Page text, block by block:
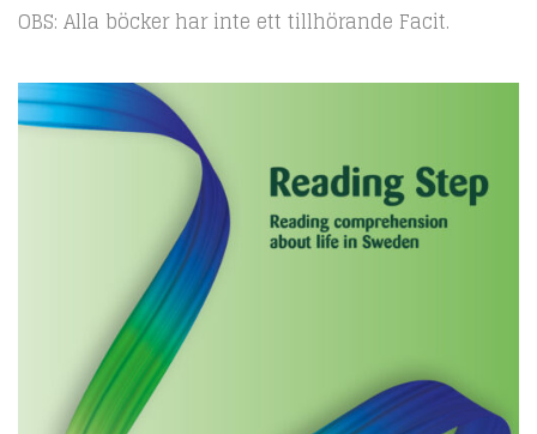
OBS: Alla böcker har inte ett tillhörande Facit.